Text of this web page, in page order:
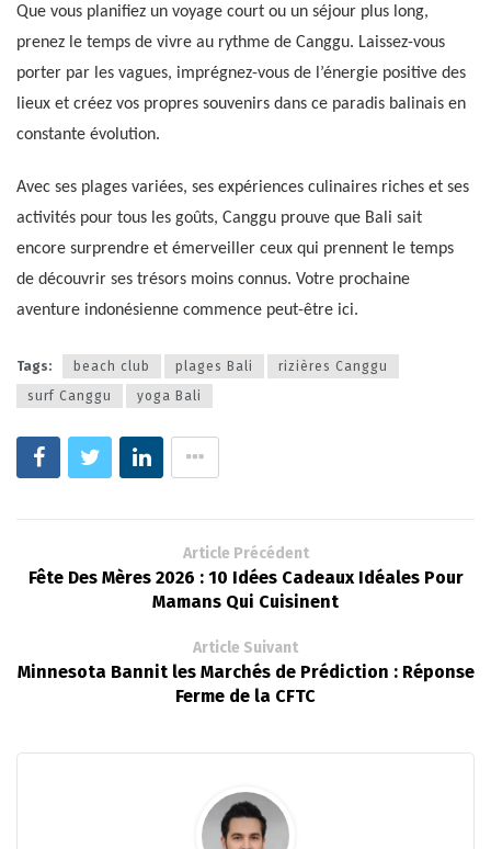
Que vous planifiez un voyage court ou un séjour plus long,
prenez le temps de vivre au rythme de Canggu. Laissez-vous
porter par les vagues, imprégnez-vous de l’énergie positive des
lieux et créez vos propres souvenirs dans ce paradis balinais en
constante évolution.
Avec ses plages variées, ses expériences culinaires riches et ses
activités pour tous les goûts, Canggu prouve que Bali sait
encore surprendre et émerveiller ceux qui prennent le temps
de découvrir ses trésors moins connus. Votre prochaine
aventure indonésienne commence peut-être ici.
Tags: beach club plages Bali
rizières Canggu
surf Canggu
yoga Bali
Article Précédent
Fête Des Mères 2026 : 10 Idées Cadeaux Idéales Pour
Mamans Qui Cuisinent
Article Suivant
Minnesota Bannit les Marchés de Prédiction : Réponse
Ferme de la CFTC